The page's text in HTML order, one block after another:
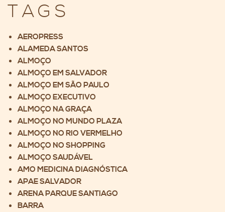
TAGS
AEROPRESS
ALAMEDA SANTOS
ALMOÇO
ALMOÇO EM SALVADOR
ALMOÇO EM SÃO PAULO
ALMOÇO EXECUTIVO
ALMOÇO NA GRAÇA
ALMOÇO NO MUNDO PLAZA
ALMOÇO NO RIO VERMELHO
ALMOÇO NO SHOPPING
ALMOÇO SAUDÁVEL
AMO MEDICINA DIAGNÓSTICA
APAE SALVADOR
ARENA PARQUE SANTIAGO
BARRA